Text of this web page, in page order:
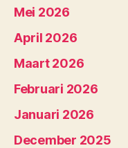
Mei 2026
April 2026
Maart 2026
Februari 2026
Januari 2026
December 2025